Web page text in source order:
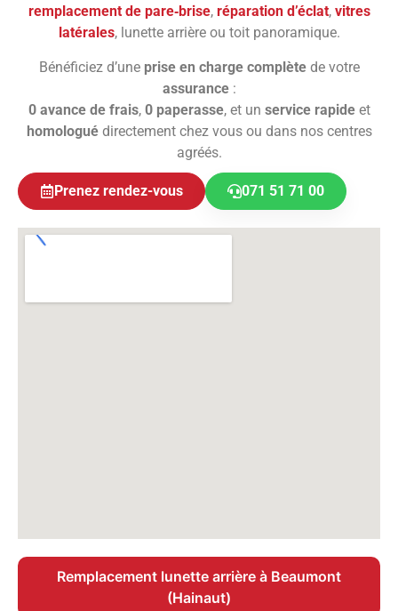
remplacement de pare‑brise, réparation d’éclat, vitres
latérales, lunette arrière ou toit panoramique.
Bénéficiez d’une prise en charge complètede votre
assurance:
0 avance de frais, 0 paperasse, et un service rapideet
homologuédirectement chez vous ou dans nos centres
agréés.
Prenez rendez-vous 071 51 71 00
Remplacement lunette arrière à Beaumont
(Hainaut)